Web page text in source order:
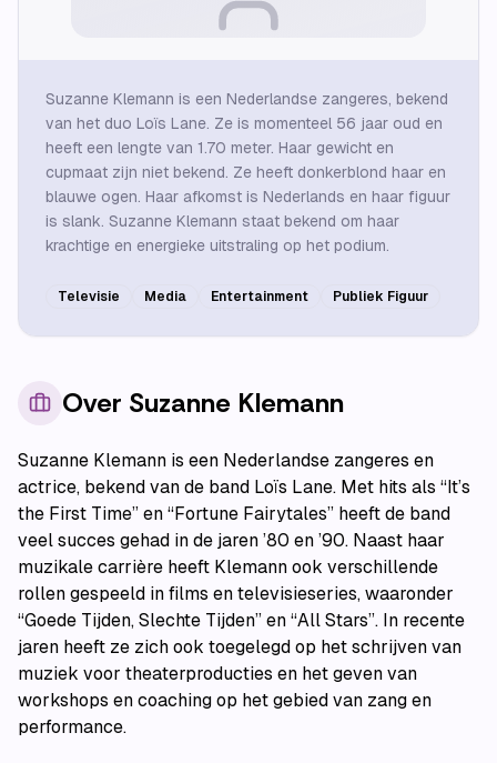
Suzanne Klemann is een Nederlandse zangeres, bekend
van het duo Loïs Lane. Ze is momenteel 56 jaar oud en
heeft een lengte van 1.70 meter. Haar gewicht en
cupmaat zijn niet bekend. Ze heeft donkerblond haar en
blauwe ogen. Haar afkomst is Nederlands en haar figuur
is slank. Suzanne Klemann staat bekend om haar
krachtige en energieke uitstraling op het podium.
Televisie Media Entertainment Publiek Figuur
Over Suzanne Klemann
Suzanne Klemann is een Nederlandse zangeres en
actrice, bekend van de band Loïs Lane. Met hits als “It’s
the First Time” en “Fortune Fairytales” heeft de band
veel succes gehad in de jaren ’80 en ’90. Naast haar
muzikale carrière heeft Klemann ook verschillende
rollen gespeeld in films en televisieseries, waaronder
“Goede Tijden, Slechte Tijden” en “All Stars”. In recente
jaren heeft ze zich ook toegelegd op het schrijven van
muziek voor theaterproducties en het geven van
workshops en coaching op het gebied van zang en
performance.